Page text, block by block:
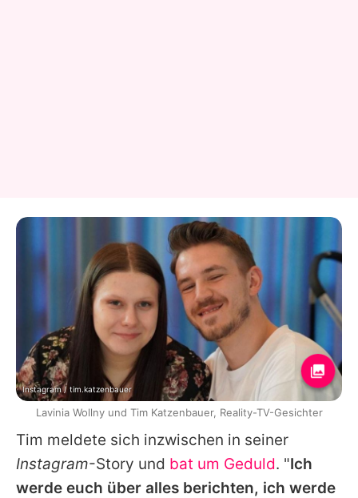
Tim meldete sich inzwischen in seiner
Instagram-Story und bat um Geduld. "Ich
werde euch über alles berichten, ich werde
Instagram / tim.katzenbauer
Lavinia Wollny und Tim Katzenbauer, Reality-TV-Gesichter